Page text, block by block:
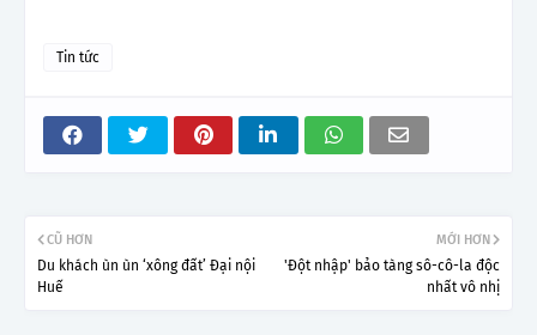
Tin tức
MỚI HƠN
'Đột nhập' bảo tàng sô-cô-la độc
nhất vô nhị
CŨ HƠN
Du khách ùn ùn ‘xông đất’ Đại nội
Huế